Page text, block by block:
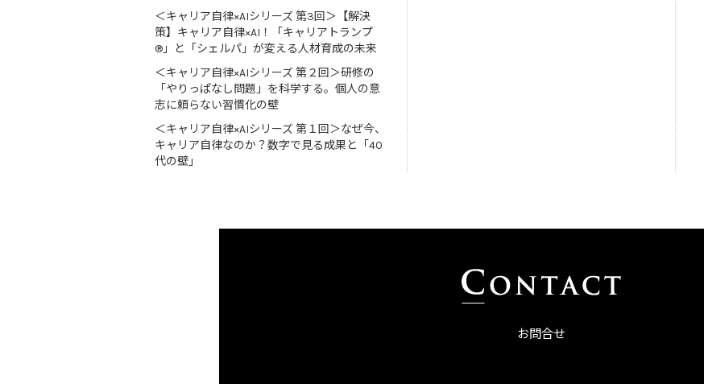
＜キャリア自律×AIシリーズ 第3回＞【解決
策】キャリア自律×AI！「キャリアトランプ
®」と「シェルパ」が変える人材育成の未来
＜キャリア自律×AIシリーズ 第２回＞研修の
「やりっぱなし問題」を科学する。個人の意
志に頼らない習慣化の壁
＜キャリア自律×AIシリーズ 第１回＞なぜ今、
キャリア自律なのか？数字で見る成果と「40
代の壁」
お問合せ